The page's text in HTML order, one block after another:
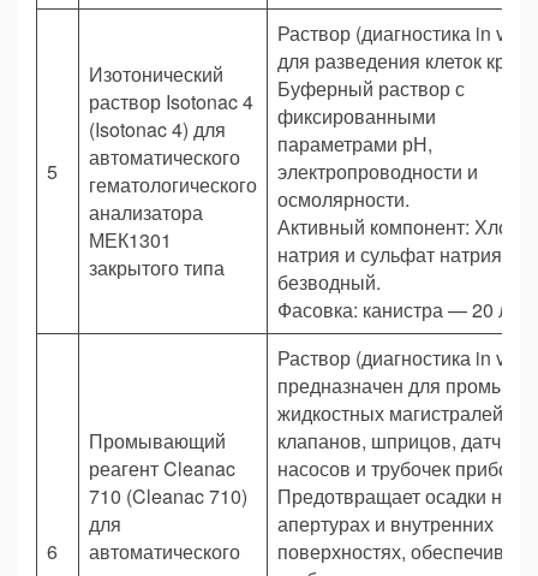
5
Изотонический
раствор Isotonac 4
(Isotonac 4) для
автоматического
гематологического
анализатора
МЕК1301
закрытого типа
Раствор (диагностика in vitro)
для разведения клеток
Буферный раствор с
фиксированными
параметрами рН,
электропроводности и
осмолярности.
Активный компонент:
натрия и сульфат натрия
безводный.
Фасовка: канистра — 20 л.
6
Промывающий
реагент Cleanac
710 (Cleanac 710)
для
автоматического
Раствор (диагностика in vitro)
предназначен для промывки
жидкостных магистралей,
клапанов, шприцов,
насосов и трубочек прибора.
Предотвращает осадки на
апертурах и внутренних
поверхностях, обеспечивает